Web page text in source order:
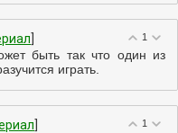
1
быть так что один из
играть.
1